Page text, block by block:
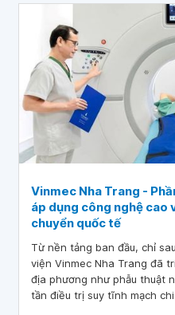
Vinmec Nha Trang -
áp dụng công nghệ cao
chuyển quốc tế
Từ nền tảng ban đầu, chỉ
viện Vinmec Nha Trang đã
địa phương như phẫu thuật
tần điều trị suy tĩnh mạch